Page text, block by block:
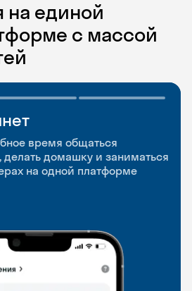
на единой
с массой
время общаться
делать домашку и заниматься
на одной платформе
изучать новые слова где
для разговорной практики
с преподавателями